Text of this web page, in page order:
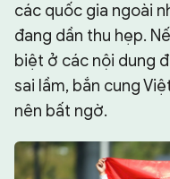
các quốc gia ngoài
đang dần thu hẹp.
biệt ở các nội dung
sai lầm, bắn cung
nên bất ngờ.